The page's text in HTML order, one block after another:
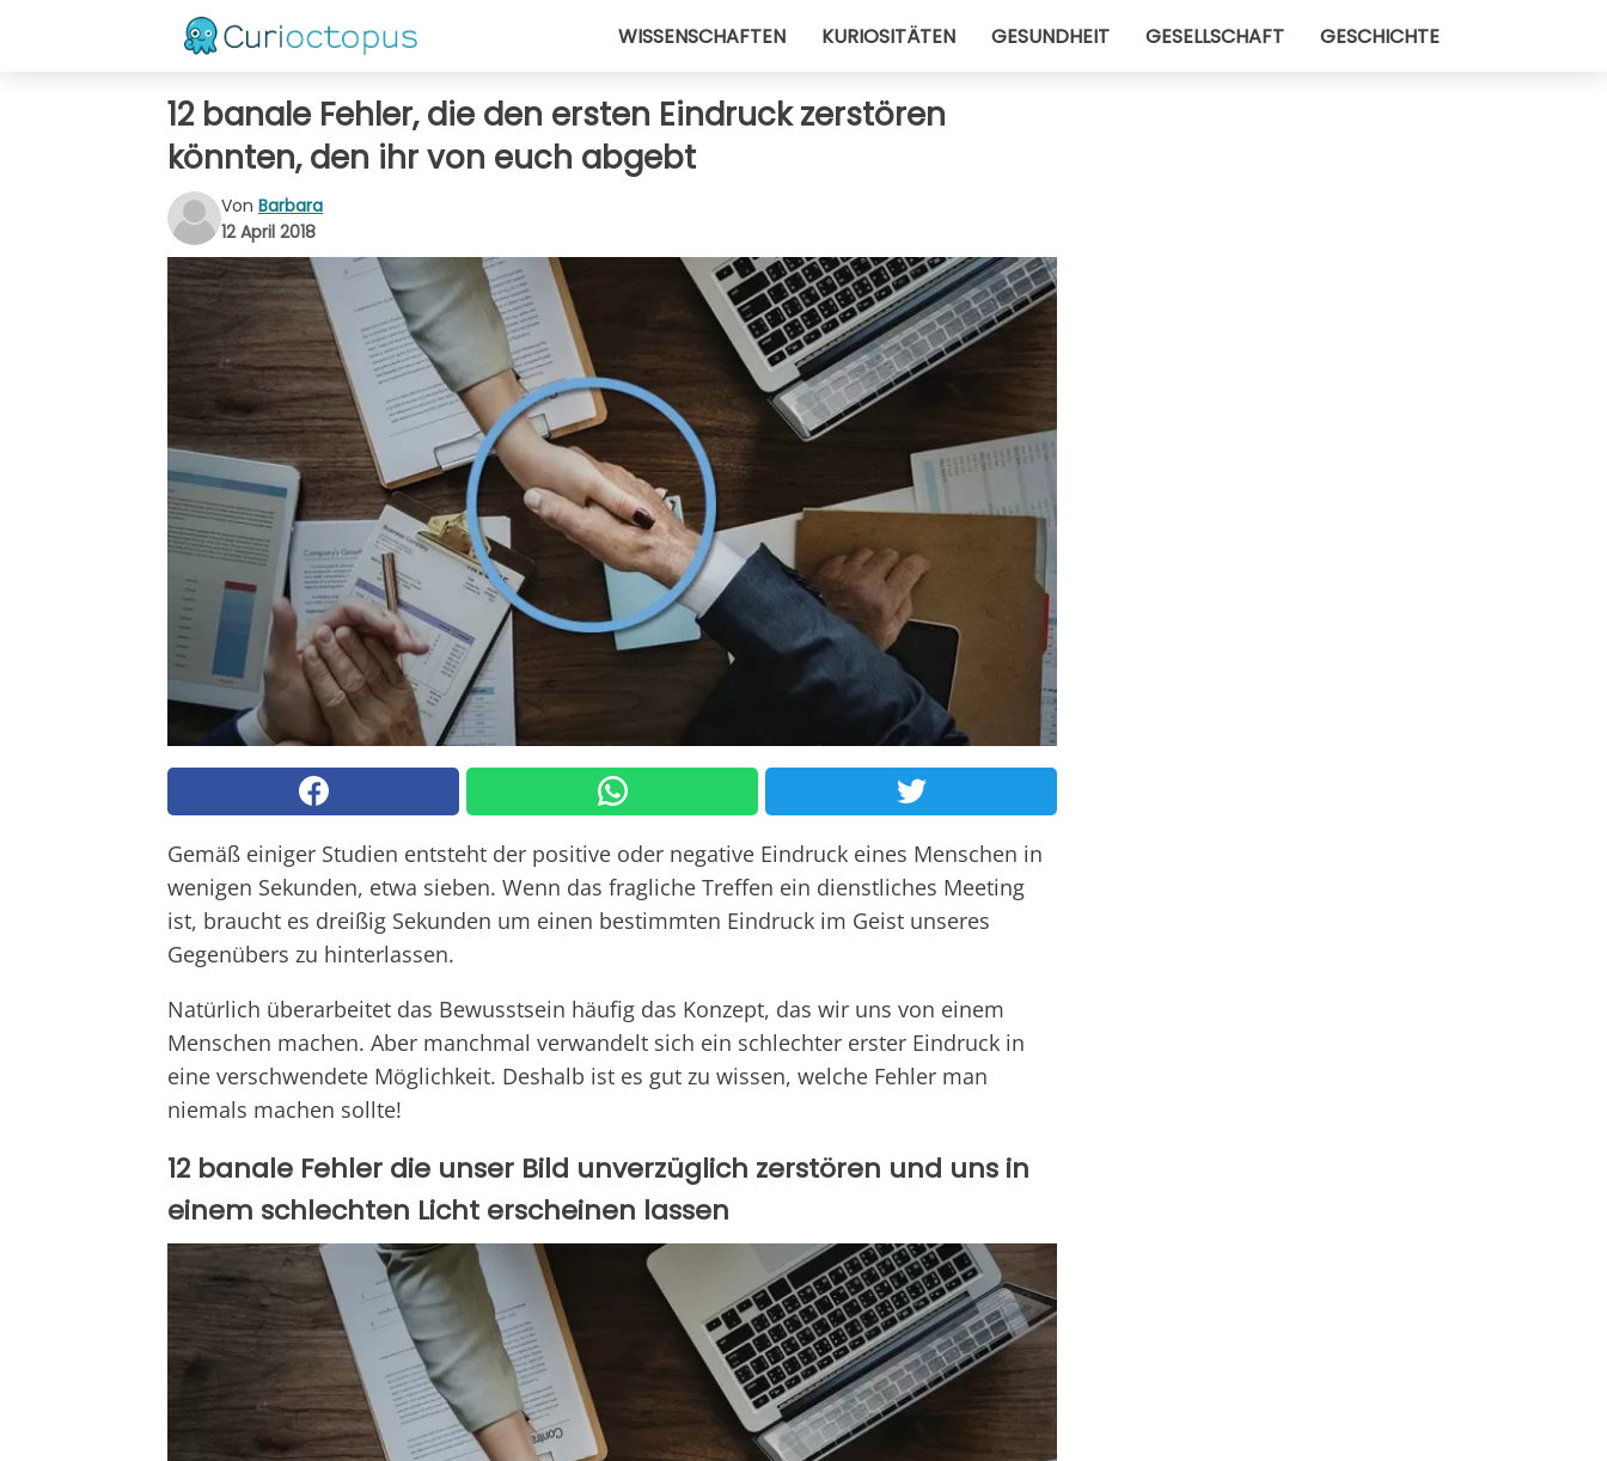
WISSENSCHAFTEN KURIOSITÄTEN GESUNDHEIT GESELLSCHAFT GESCHICHTE
12 banale Fehler, die den ersten Eindruck zerstören
könnten, den ihr von euch abgebt
Von Barbara
12 April 2018
Gemäß einiger Studien entsteht der positive oder negative Eindruck eines Menschen in
wenigen Sekunden, etwa sieben. Wenn das fragliche Treffen ein dienstliches Meeting
ist, braucht es dreißig Sekunden um einen bestimmten Eindruck im Geist unseres
Gegenübers zu hinterlassen.
Natürlich überarbeitet das Bewusstsein häufig das Konzept, das wir uns von einem
Menschen machen. Aber manchmal verwandelt sich ein schlechter erster Eindruck in
eine verschwendete Möglichkeit. Deshalb ist es gut zu wissen, welche Fehler man
niemals machen sollte!
12 banale Fehler die unser Bild unverzüglich zerstören und uns in
einem schlechten Licht erscheinen lassen